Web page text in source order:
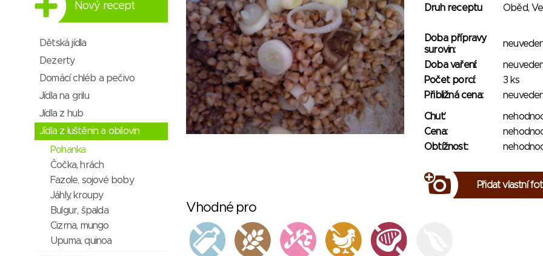
Nový recept
Dětská jídla
Dezerty
Domácí chléb a pečivo
Jídla na grilu
Jídla z hub
Jídla z luštěnin a obilovin
Pohanka
Čočka, hrách
Fazole, sojové boby
Jáhly, kroupy
Bulgur, špalda
Cizrna, mungo
Upuma, quinoa
Druh receptu
Oběd,
Doba přípravy
surovin:
Doba vaření:
Počet porcí:
3 ks
Přibližná cena:
Chuť:
Cena:
Obtížnost:
Přidat vlastní
Vhodné pro